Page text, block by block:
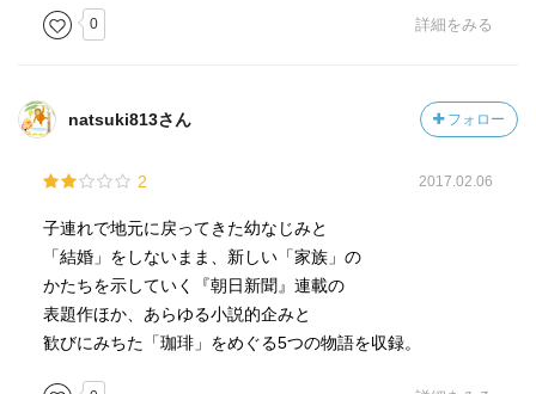
0 詳細をみる
natsuki813さん フォロー
2 2017.02.06
子連れで地元に戻ってきた幼なじみと
「結婚」をしないまま、新しい「家族」の
かたちを示していく『朝日新聞』連載の
表題作ほか、あらゆる小説的企みと
歓びにみちた「珈琲」をめぐる5つの物語を収録。